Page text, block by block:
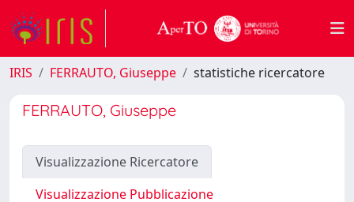
IRIS FERRAUTO, Giuseppe statistiche ricercatore
FERRAUTO, Giuseppe
Visualizzazione Ricercatore
Visualizzazione Pubblicazione